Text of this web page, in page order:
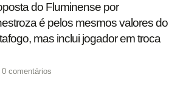
do Fluminense por
é pelos mesmos valores do
mas inclui jogador em troca
0 comentários